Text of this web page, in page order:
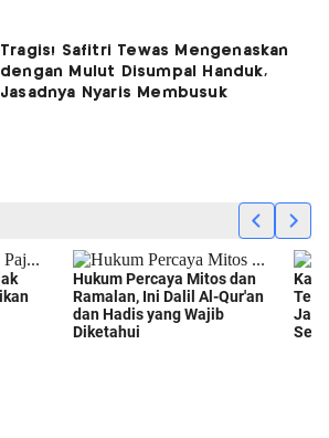
Tragis! Safitri Tewas Mengenaskan
dengan Mulut Disumpal Handuk,
Jasadnya Nyaris Membusuk